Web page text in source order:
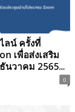
ลน์ ครั้งที่
เพื่อส่งเสริม
นวาคม 2565...
0